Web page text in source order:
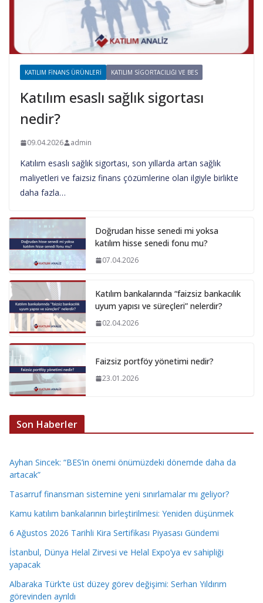
KATILIM FINANS ÜRÜNLERI KATILIM SIGORTACILIĞI VE BES
Katılım esaslı sağlık sigortası
nedir?
09.04.2026 admin
Katılım esaslı sağlık sigortası, son yıllarda artan sağlık
maliyetleri ve faizsiz finans çözümlerine olan ilgiyle birlikte
daha fazla…
Doğrudan hisse senedi mi yoksa
katılım hisse senedi fonu mu?
07.04.2026
Katılım bankalarında “faizsiz bankacılık
uyum yapısı ve süreçleri” nelerdir?
02.04.2026
Faizsiz portföy yönetimi nedir?
23.01.2026
Son Haberler
Ayhan Sincek: “BES’in önemi önümüzdeki dönemde daha da
artacak”
Tasarruf finansman sistemine yeni sınırlamalar mı geliyor?
Kamu katılım bankalarının birleştirilmesi: Yeniden düşünmek
6 Ağustos 2026 Tarihli Kira Sertifikası Piyasası Gündemi
İstanbul, Dünya Helal Zirvesi ve Helal Expo’ya ev sahipliği
yapacak
Albaraka Türk’te üst düzey görev değişimi: Serhan Yıldırım
görevinden ayrıldı